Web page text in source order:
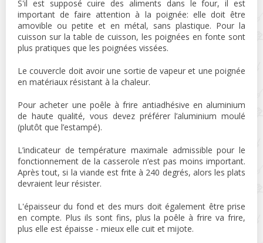
S'il est supposé cuire des aliments dans le four, il est
important de faire attention à la poignée: elle doit être
amovible ou petite et en métal, sans plastique. Pour la
cuisson sur la table de cuisson, les poignées en fonte sont
plus pratiques que les poignées vissées.
Le couvercle doit avoir une sortie de vapeur et une poignée
en matériaux résistant à la chaleur.
Pour acheter une poêle à frire antiadhésive en aluminium
de haute qualité, vous devez préférer l’aluminium moulé
(plutôt que l’estampé).
L’indicateur de température maximale admissible pour le
fonctionnement de la casserole n’est pas moins important.
Après tout, si la viande est frite à 240 degrés, alors les plats
devraient leur résister.
L'épaisseur du fond et des murs doit également être prise
en compte. Plus ils sont fins, plus la poêle à frire va frire,
plus elle est épaisse - mieux elle cuit et mijote.